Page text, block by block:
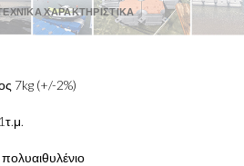
ΧΑΡΑΚΤΗΡΙΣΤΙΚΑ
7kg (+/-2%)